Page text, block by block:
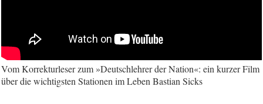
Vom Korrekturleser zum »Deutschlehrer der Nation«: ein kurzer Film
über die wichtigsten Stationen im Leben Bastian Sicks